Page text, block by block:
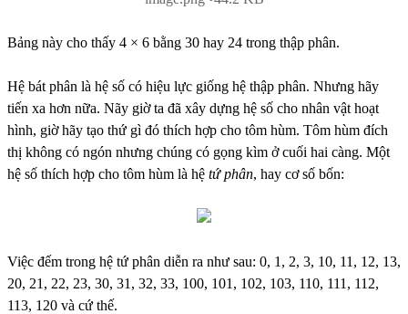
Bảng này cho thấy 4 × 6 bằng 30 hay 24 trong thập phân.
Hệ bát phân là hệ số có hiệu lực giống hệ thập phân. Nhưng hãy
tiến xa hơn nữa. Nãy giờ ta đã xây dựng hệ số cho nhân vật hoạt
hình, giờ hãy tạo thứ gì đó thích hợp cho tôm hùm. Tôm hùm đích
thị không có ngón nhưng chúng có gọng kìm ở cuối hai càng. Một
hệ số thích hợp cho tôm hùm là hệ tứ phân, hay cơ số bốn:
Việc đếm trong hệ tứ phân diễn ra như sau: 0, 1, 2, 3, 10, 11, 12, 13,
20, 21, 22, 23, 30, 31, 32, 33, 100, 101, 102, 103, 110, 111, 112,
113, 120 và cứ thế.